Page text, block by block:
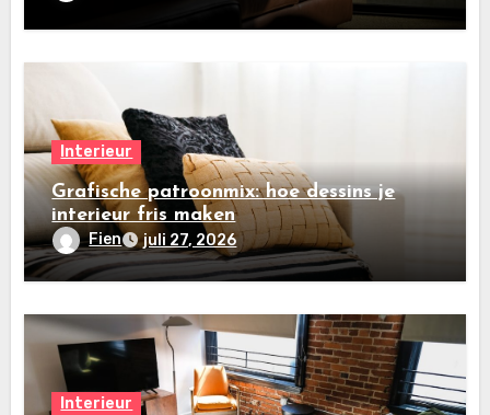
Interieur
Grafische patroonmix: hoe dessins je
interieur fris maken
Fien juli 27, 2026
Interieur